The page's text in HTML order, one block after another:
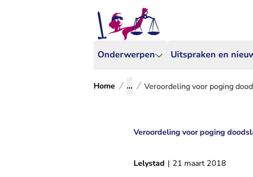
Onderwerpen Uitspraken en
Home ... Veroordeling voor poging
Veroordeling voor poging
Lelystad | 21 maart 2018